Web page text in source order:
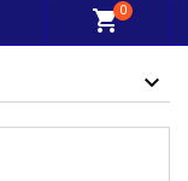
shopping_cart0